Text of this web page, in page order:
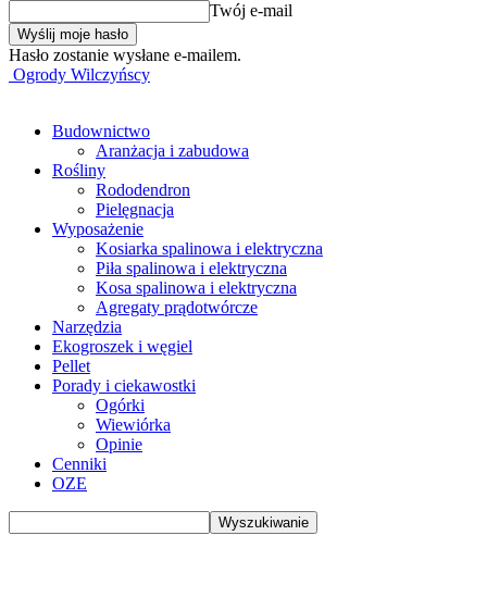
Twój e-mail
Hasło zostanie wysłane e-mailem.
Ogrody Wilczyńscy
Budownictwo
Aranżacja i zabudowa
Rośliny
Rododendron
Pielęgnacja
Wyposażenie
Kosiarka spalinowa i elektryczna
Piła spalinowa i elektryczna
Kosa spalinowa i elektryczna
Agregaty prądotwórcze
Narzędzia
Ekogroszek i węgiel
Pellet
Porady i ciekawostki
Ogórki
Wiewiórka
Opinie
Cenniki
OZE